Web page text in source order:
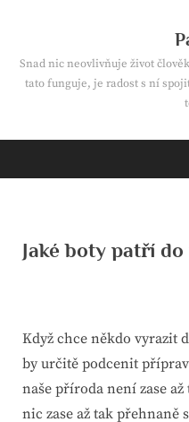
content
Snad nic neovlivňuje život
tato funguje, je radost s ní
Jaké boty patří
Když chce někdo vyrazit
by určitě podcenit
naše příroda není zase
nic zase až tak přehnaně